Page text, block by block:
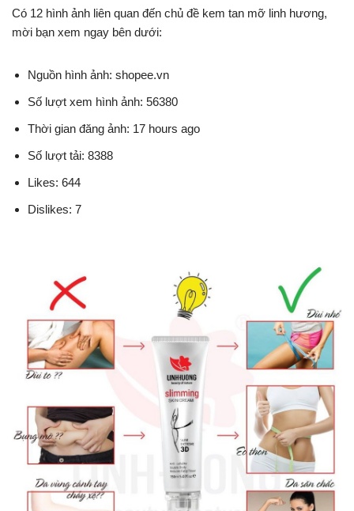
Có 12 hình ảnh liên quan đến chủ đề kem tan mỡ linh hương,
mời bạn xem ngay bên dưới:
Nguồn hình ảnh: shopee.vn
Số lượt xem hình ảnh: 56380
Thời gian đăng ảnh: 17 hours ago
Số lượt tải: 8388
Likes: 644
Dislikes: 7